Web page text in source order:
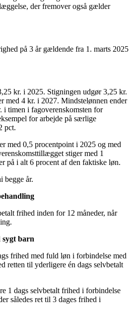
der fremover også gælder
på 3 år gældende fra 1. marts 2025
kr. i 2025. Stigningen udgør 3,25 kr.
med 4 kr. i 2027. Mindstelønnen ender
i timen i fagoverenskomsten for
for arbejde på særlige
pct.
med 0,5 procentpoint i 2025 og med
stiger med 1
på i alt 6 procent af den faktiske løn.
begge år.
frihed inden for 12 måneder, når
barn
frihed med fuld løn i forbindelse med
retten til yderligere én dags selvbetalt
1 dags selvbetalt frihed i forbindelse
således ret til 3 dages frihed i